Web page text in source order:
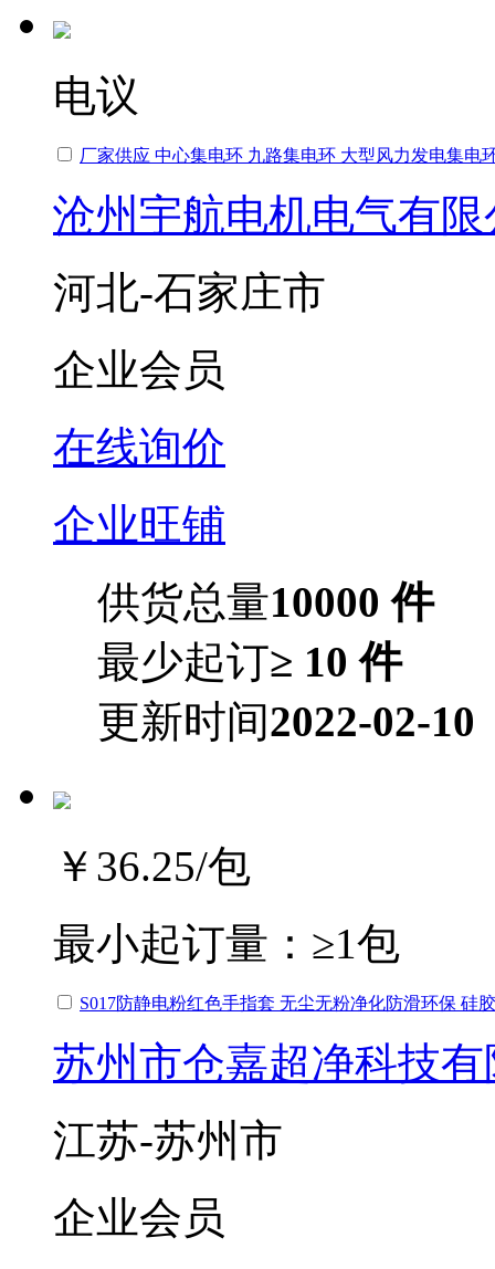
电议
厂家供应 中心集电环 九路集电环 大型风力发电集电
沧州宇航电机电气有限
河北-石家庄市
企业会员
在线询价
企业旺铺
供货总量10000 件
最少起订≥ 10 件
更新时间2022-02-10
￥36.25/包
最小起订量： ≥1包
S017防静电粉红色手指套 无尘无粉净化防滑环保 硅
苏州市仓嘉超净科技
江苏-苏州市
企业会员